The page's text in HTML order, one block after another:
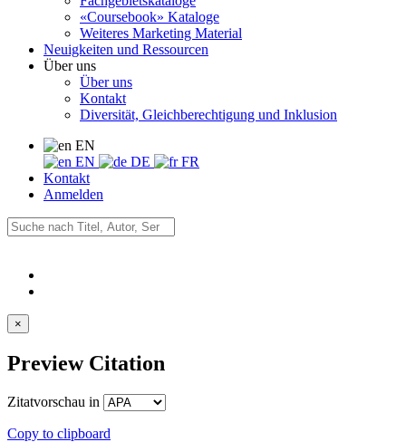
«Coursebook» Kataloge
Weiteres Marketing Material
Neuigkeiten und Ressourcen
Über uns
Über uns
Kontakt
Diversität, Gleichberechtigung und Inklusion
EN
EN
DE
FR
Kontakt
Anmelden
×
Preview Citation
Zitatvorschau in
Copy to clipboard